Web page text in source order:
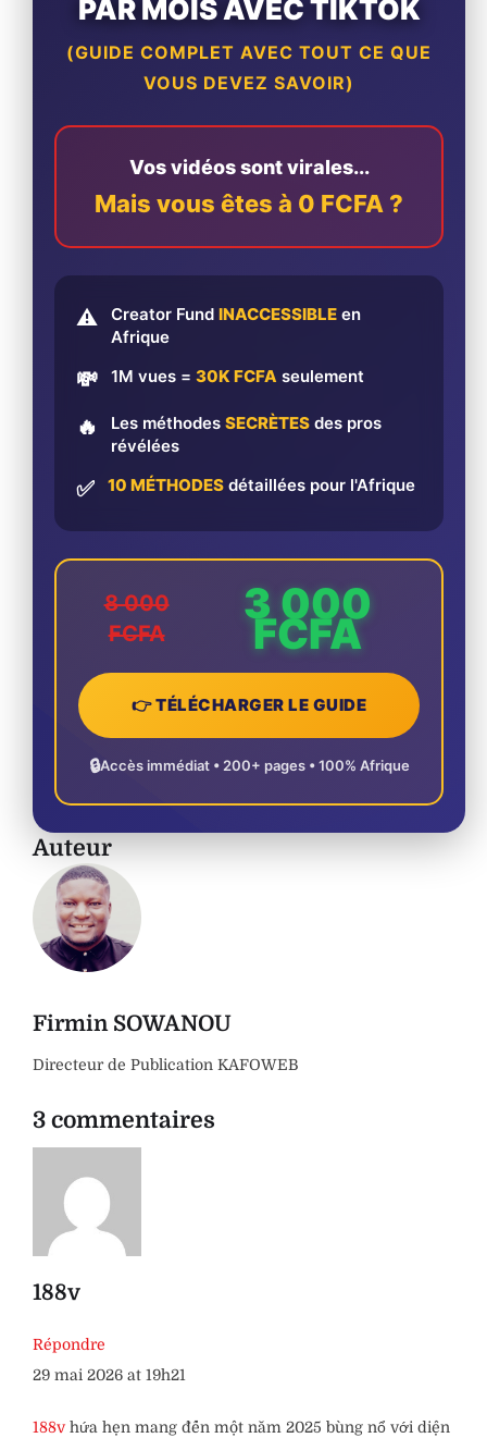
PAR MOIS AVEC TIKTOK
(GUIDE COMPLET AVEC TOUT CE QUE
VOUS DEVEZ SAVOIR)
Vos vidéos sont virales...
Mais vous êtes à 0 FCFA ?
⚠️ Creator Fund INACCESSIBLE en
Afrique
💸 1M vues = 30K FCFA seulement
🔥 Les méthodes SECRÈTES des pros
révélées
✅ 10 MÉTHODES détaillées pour l'Afrique
8 000
FCFA
3 000
FCFA
👉 TÉLÉCHARGER LE GUIDE
🔒Accès immédiat • 200+ pages • 100% Afrique
Auteur
Firmin SOWANOU
Directeur de Publication KAFOWEB
3 commentaires
188v
Répondre
29 mai 2026 at 19h21
188v hứa hẹn mang đến một năm 2025 bùng nổ với diện